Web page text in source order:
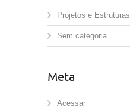
Projetos e Estruturas
Sem categoria
Meta
Acessar